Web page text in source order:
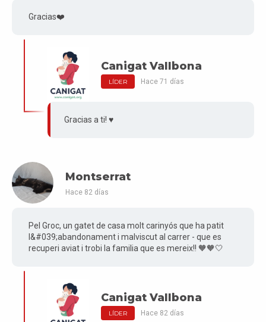
Gracias❤️
Canigat Vallbona
LÍDER Hace 71 días
Gracias a ti! ♥️
Montserrat
Hace 82 días
Pel Groc, un gatet de casa molt carinyós que ha patit
l&#039;abandonament i malviscut al carrer - que es
recuperi aviat i trobi la familia que es mereix!! 🧡🧡🤍
Canigat Vallbona
LÍDER Hace 82 días